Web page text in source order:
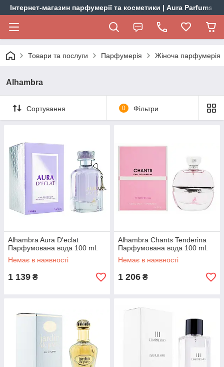
Інтернет-магазин парфумерії та косметики | Aura Parfums
Товари та послуги Парфумерія Жіноча парфумерія
Alhambra
Сортування 0 Фільтри
Alhambra Aura D'eclat
Парфумована вода 100 ml.
Немає в наявності
1 139 ₴
Alhambra Chants Tenderina
Парфумована вода 100 ml.
Немає в наявності
1 206 ₴